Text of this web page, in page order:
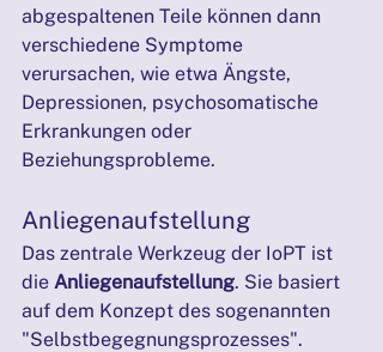
abgespaltenen Teile können dann
verschiedene Symptome
verursachen, wie etwa Ängste,
Depressionen, psychosomatische
Erkrankungen oder
Beziehungsprobleme.
Anliegenaufstellung
Das zentrale Werkzeug der IoPT ist
die Anliegenaufstellung. Sie basiert
auf dem Konzept des sogenannten
"Selbstbegegnungsprozesses".